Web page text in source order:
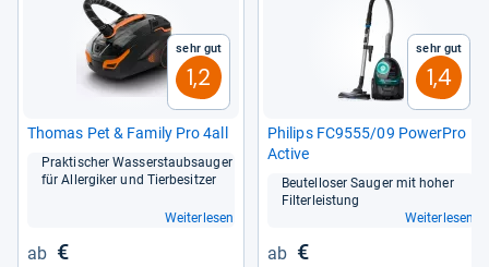
Sehr gut
1,2
Tho­mas Pet & Family Pro 4all
Prak­ti­scher Was­ser­staub­sau­ger
für All­er­gi­ker und Tier­be­sit­zer
Weiterlesen
€
Sehr gut
1,4
Phi­lips FC9555/09 Power­Pro
Active
Beu­tel­lo­ser Sau­ger mit hoher
Fil­ter­leis­tung
Weiterlesen
€